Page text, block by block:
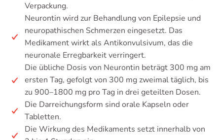
Verpackung.
Neurontin wird zur Behandlung von Epilepsie und
neuropathischen Schmerzen eingesetzt. Das
Medikament wirkt als Antikonvulsivum, das die
neuronale Erregbarkeit verringert.
Die übliche Dosis von Neurontin beträgt 300 mg am
ersten Tag, gefolgt von 300 mg zweimal täglich, bis
zu 900–1800 mg pro Tag in drei geteilten Dosen.
Die Darreichungsform sind orale Kapseln oder
Tabletten.
Die Wirkung des Medikaments setzt innerhalb von